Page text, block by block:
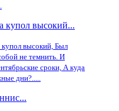
купол высокий...
купол высокий, Был
не темнить. И
сроки, А куда
дни?.....